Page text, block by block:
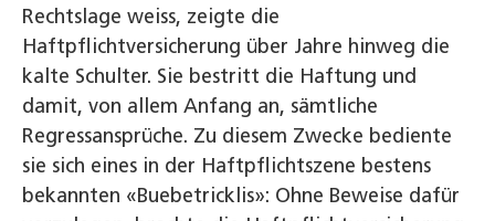
Rechtslage weiss, zeigte die
Haftpflichtversicherung über Jahre hinweg die
kalte Schulter. Sie bestritt die Haftung und
damit, von allem Anfang an, sämtliche
Regressansprüche. Zu diesem Zwecke bediente
sie sich eines in der Haftpflichtszene bestens
bekannten «Buebetricklis»: Ohne Beweise dafür